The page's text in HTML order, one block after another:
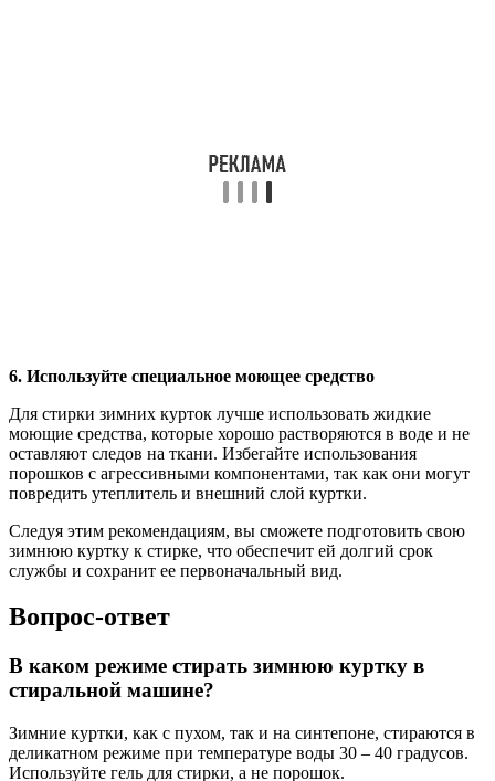
6. Используйте специальное моющее средство
Для стирки зимних курток лучше использовать жидкие
моющие средства, которые хорошо растворяются в воде и не
оставляют следов на ткани. Избегайте использования
порошков с агрессивными компонентами, так как они могут
повредить утеплитель и внешний слой куртки.
Следуя этим рекомендациям, вы сможете подготовить свою
зимнюю куртку к стирке, что обеспечит ей долгий срок
службы и сохранит ее первоначальный вид.
Вопрос-ответ
В каком режиме стирать зимнюю куртку в
стиральной машине?
Зимние куртки, как с пухом, так и на синтепоне, стираются в
деликатном режиме при температуре воды 30 – 40 градусов.
Используйте гель для стирки, а не порошок.